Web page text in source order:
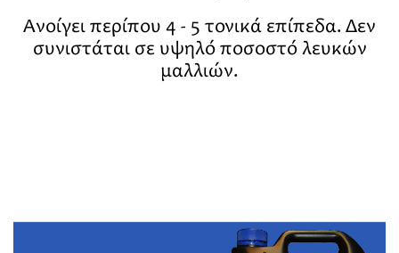
Ανοίγει περίπου 4 - 5 τονικά επίπεδα. Δεν
συνιστάται σε υψηλό ποσοστό λευκών
μαλλιών.